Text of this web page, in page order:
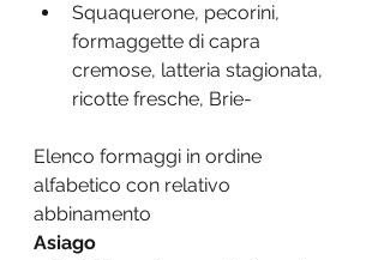
Squaquerone, pecorini,
formaggette di capra
cremose, latteria stagionata,
ricotte fresche, Brie-
Elenco formaggi in ordine
alfabetico con relativo
abbinamento
Asiago